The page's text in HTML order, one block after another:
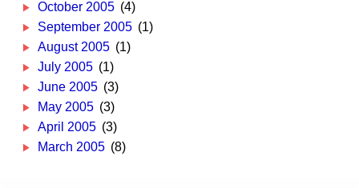
October 2005 (4)
September 2005 (1)
August 2005 (1)
July 2005 (1)
June 2005 (3)
May 2005 (3)
April 2005 (3)
March 2005 (8)